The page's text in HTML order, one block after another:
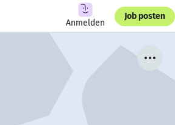
Anmelden
Job posten